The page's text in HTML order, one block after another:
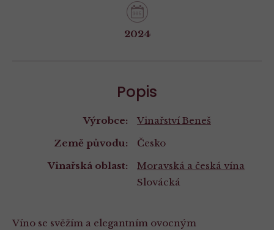
2024
Popis
Výrobce:
Vinařství Beneš
Země původu:
Česko
Vinařská oblast:
Moravská a česká vína
Slovácká
Víno se svěžím a elegantním ovocným